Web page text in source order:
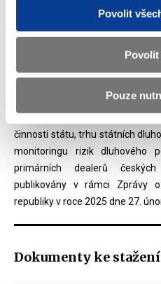
Povolit
Pouze
V rámci prvního čtvrtletí roku
emisní činnost státu, která
hospodaření organizačních
rozpočtového provizoria
činnosti státu, trhu státních
monitoringu rizik dluhového
primárních dealerů
publikovány v rámci Zprávy
republiky v roce 2025 dne 27.
Dokumenty ke stažení